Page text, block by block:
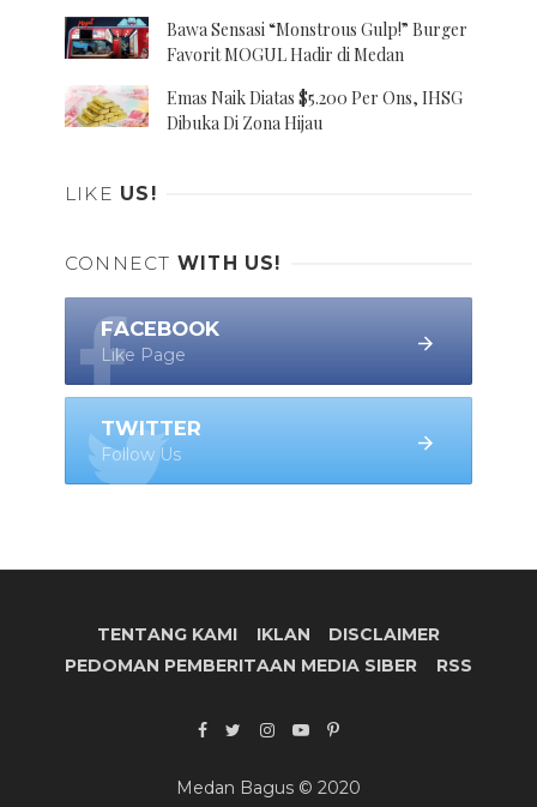
Bawa Sensasi “Monstrous Gulp!” Burger
Favorit MOGUL Hadir di Medan
Emas Naik Diatas $5.200 Per Ons, IHSG
Dibuka Di Zona Hijau
LIKE US!
CONNECT WITH US!
FACEBOOK
Like Page
TWITTER
Follow Us
TENTANG KAMI IKLAN
DISCLAIMER
PEDOMAN PEMBERITAAN MEDIA SIBER
RSS
Medan Bagus © 2020